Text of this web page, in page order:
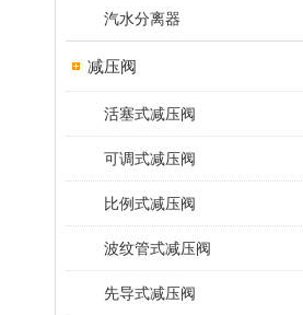
汽水分离器
减压阀
活塞式减压阀
可调式减压阀
比例式减压阀
波纹管式减压阀
先导式减压阀